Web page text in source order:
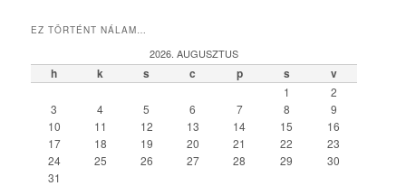
e
ó
r
EZ TÖRTÉNT NÁLAM…
2026. AUGUSZTUS
h k s c p s v
1
2
3
4 5 6 7 8
9
10
11 12 13 14 15
16
17
18 19 20 21 22
23
24
25 26 27 28 29
30
31